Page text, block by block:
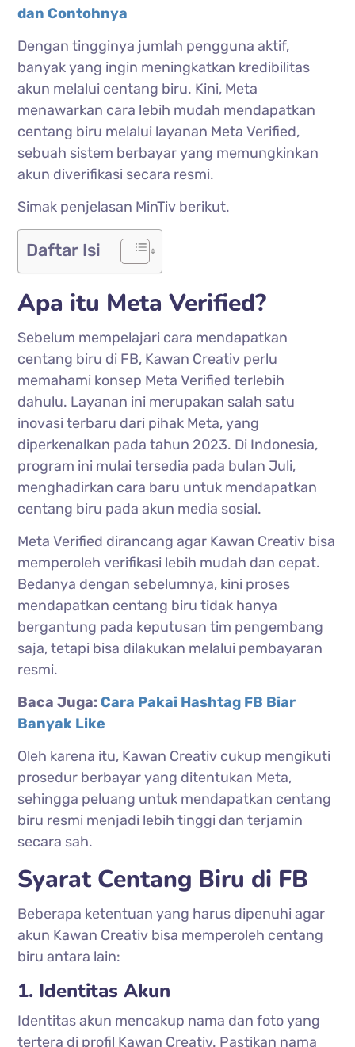
dan Contohnya
Dengan tingginya jumlah pengguna aktif,
banyak yang ingin meningkatkan kredibilitas
akun melalui centang biru. Kini, Meta
menawarkan cara lebih mudah mendapatkan
centang biru melalui layanan Meta Verified,
sebuah sistem berbayar yang memungkinkan
akun diverifikasi secara resmi.
Simak penjelasan MinTiv berikut.
Daftar Isi
Apa itu Meta Verified?
Sebelum mempelajari cara mendapatkan
centang biru di FB, Kawan Creativ perlu
memahami konsep Meta Verified terlebih
dahulu. Layanan ini merupakan salah satu
inovasi terbaru dari pihak Meta, yang
diperkenalkan pada tahun 2023. Di Indonesia,
program ini mulai tersedia pada bulan Juli,
menghadirkan cara baru untuk mendapatkan
centang biru pada akun media sosial.
Meta Verified dirancang agar Kawan Creativ bisa
memperoleh verifikasi lebih mudah dan cepat.
Bedanya dengan sebelumnya, kini proses
mendapatkan centang biru tidak hanya
bergantung pada keputusan tim pengembang
saja, tetapi bisa dilakukan melalui pembayaran
resmi.
Baca Juga: Cara Pakai Hashtag FB Biar
Banyak Like
Oleh karena itu, Kawan Creativ cukup mengikuti
prosedur berbayar yang ditentukan Meta,
sehingga peluang untuk mendapatkan centang
biru resmi menjadi lebih tinggi dan terjamin
secara sah.
Syarat Centang Biru di FB
Beberapa ketentuan yang harus dipenuhi agar
akun Kawan Creativ bisa memperoleh centang
biru antara lain:
1. Identitas Akun
Identitas akun mencakup nama dan foto yang
tertera di profil Kawan Creativ. Pastikan nama